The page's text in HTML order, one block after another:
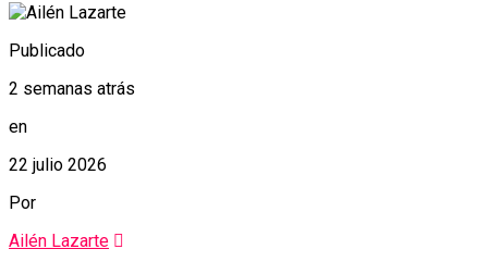
Publicado
2 semanas atrás
en
22 julio 2026
Por
Ailén Lazarte